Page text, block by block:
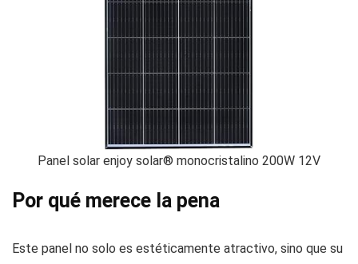
Panel solar enjoy solar® monocristalino 200W 12V
Por qué merece la pena
Este panel no solo es estéticamente atractivo, sino que su